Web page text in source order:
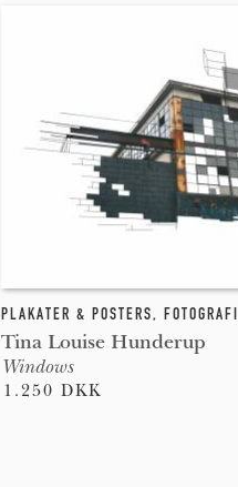
PLAKATER & POSTERS, FOTOGRAFI
Tina Louise Hunderup
Windows
1.250 DKK